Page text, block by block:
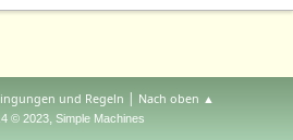
und Regeln | Nach oben ▲
© 2023, Simple Machines